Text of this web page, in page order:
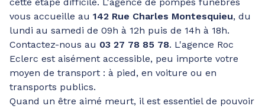
vous accueille au 142 Rue Charles Montesquieu, du
lundi au samedi de 09h à 12h puis de 14h à 18h.
Contactez-nous au 03 27 78 85 78. L'agence Roc
Eclerc est aisément accessible, peu importe votre
moyen de transport : à pied, en voiture ou en
transports publics.
Quand un être aimé meurt, il est essentiel de pouvoir